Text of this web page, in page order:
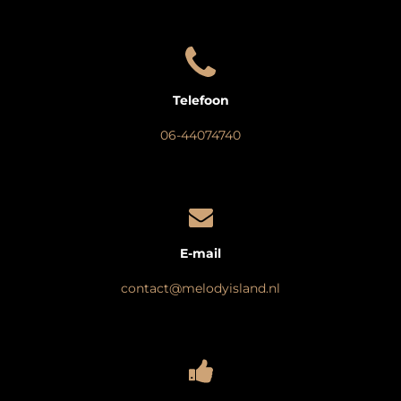
Telefoon
06-44074740
E-mail
contact@melodyisland.nl